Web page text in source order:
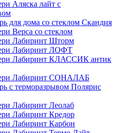
Аляска лайт с
для дома со стеклом Скандия
Верса со стеклом
Лабиринт Шторм
Лабиринт ЛОФТ
Лабиринт КЛАССИК антик
Лабиринт СОНАЛАБ
с терморазрывом Полярис
Лабиринт Леолаб
Лабиринт Кредор
Лабиринт Карбон